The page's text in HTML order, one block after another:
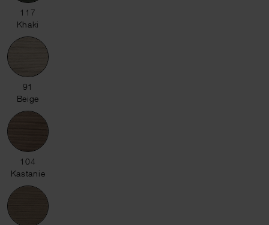
117 Khaki
117
Khaki
91 Beige
91
Beige
104 Kastanie
104
Kastanie